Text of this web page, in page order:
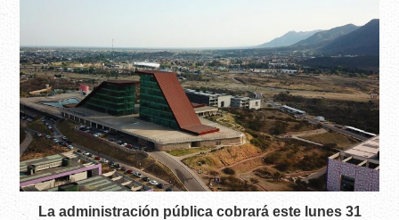
La administración pública cobrará este lunes 31